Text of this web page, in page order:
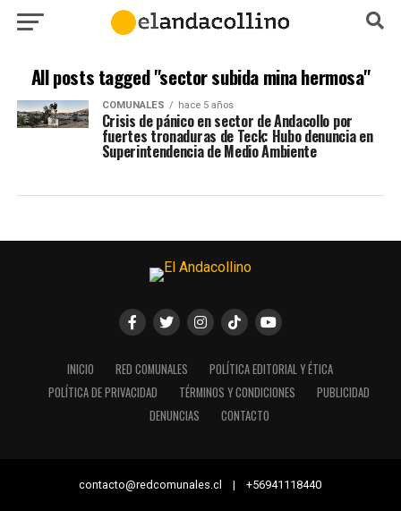
All posts tagged "sector subida mina hermosa"
COMUNALES hace 5 años
Crisis de pánico en sector de Andacollo por
fuertes tronaduras de Teck: Hubo denuncia en
Superintendencia de Medio Ambiente
INICIO RED COMUNALES
POLÍTICA EDITORIAL Y ÉTICA
POLÍTICA DE PRIVACIDAD
TÉRMINOS Y CONDICIONES
PUBLICIDAD
DENUNCIAS
CONTACTO
contacto@redcomunales.cl | +56941118440